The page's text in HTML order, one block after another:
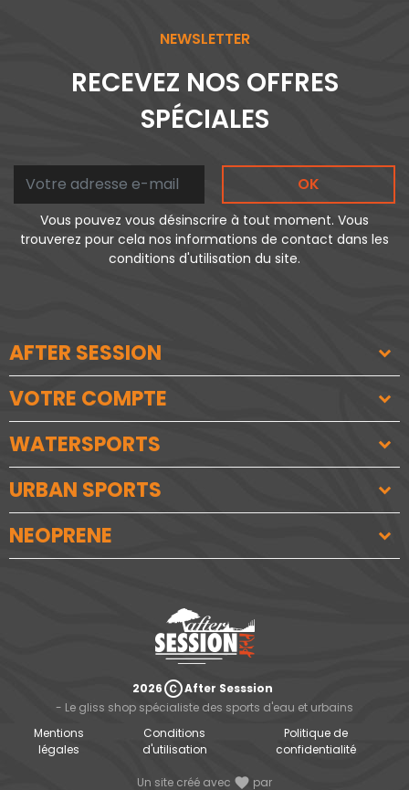
NEWSLETTER
RECEVEZ NOS OFFRES
SPÉCIALES
OK
Vous pouvez vous désinscrire à tout moment. Vous
trouverez pour cela nos informations de contact dans les
conditions d'utilisation du site.
AFTER SESSION
VOTRE COMPTE
WATERSPORTS
URBAN SPORTS
NEOPRENE
2026copyrightAfter Sesssion
- Le gliss shop spécialiste des sports d'eau et urbains
Mentions
légales
Conditions
d'utilisation
Politique de
confidentialité
Un site créé avec favorite par